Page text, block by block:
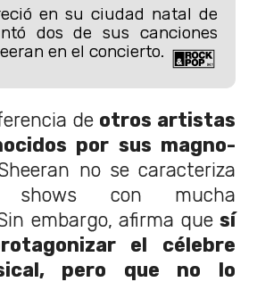
en su ciudad natal de
dos de sus canciones
en el concierto.
de otros artistas
por sus magno-
no se caracteriza
shows con mucha
embargo, afirma que sí
el célebre
pero que no lo